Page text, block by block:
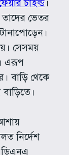
চাইল্ড।
তাদের ভেতর
সেসময়
এরূপ
বাড়ি থেকে
নির্দেশ
ডিএনএ